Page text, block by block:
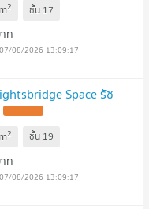
m2 ชั้น 17
ท
07/08/2026 13:09:17
Space รัช
m2 ชั้น 19
ท
07/08/2026 13:09:17